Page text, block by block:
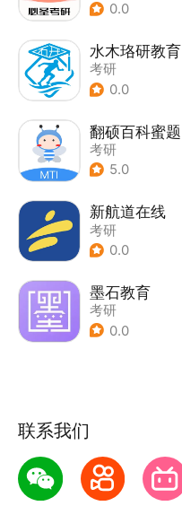
0.0
水木珞研教育
考研
0.0
翻硕百科蜜题
考研
5.0
新航道在线
考研
0.0
墨石教育
考研
0.0
联系我们